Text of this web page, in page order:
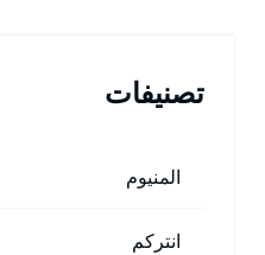
تصنيفات
المنيوم
انتركم